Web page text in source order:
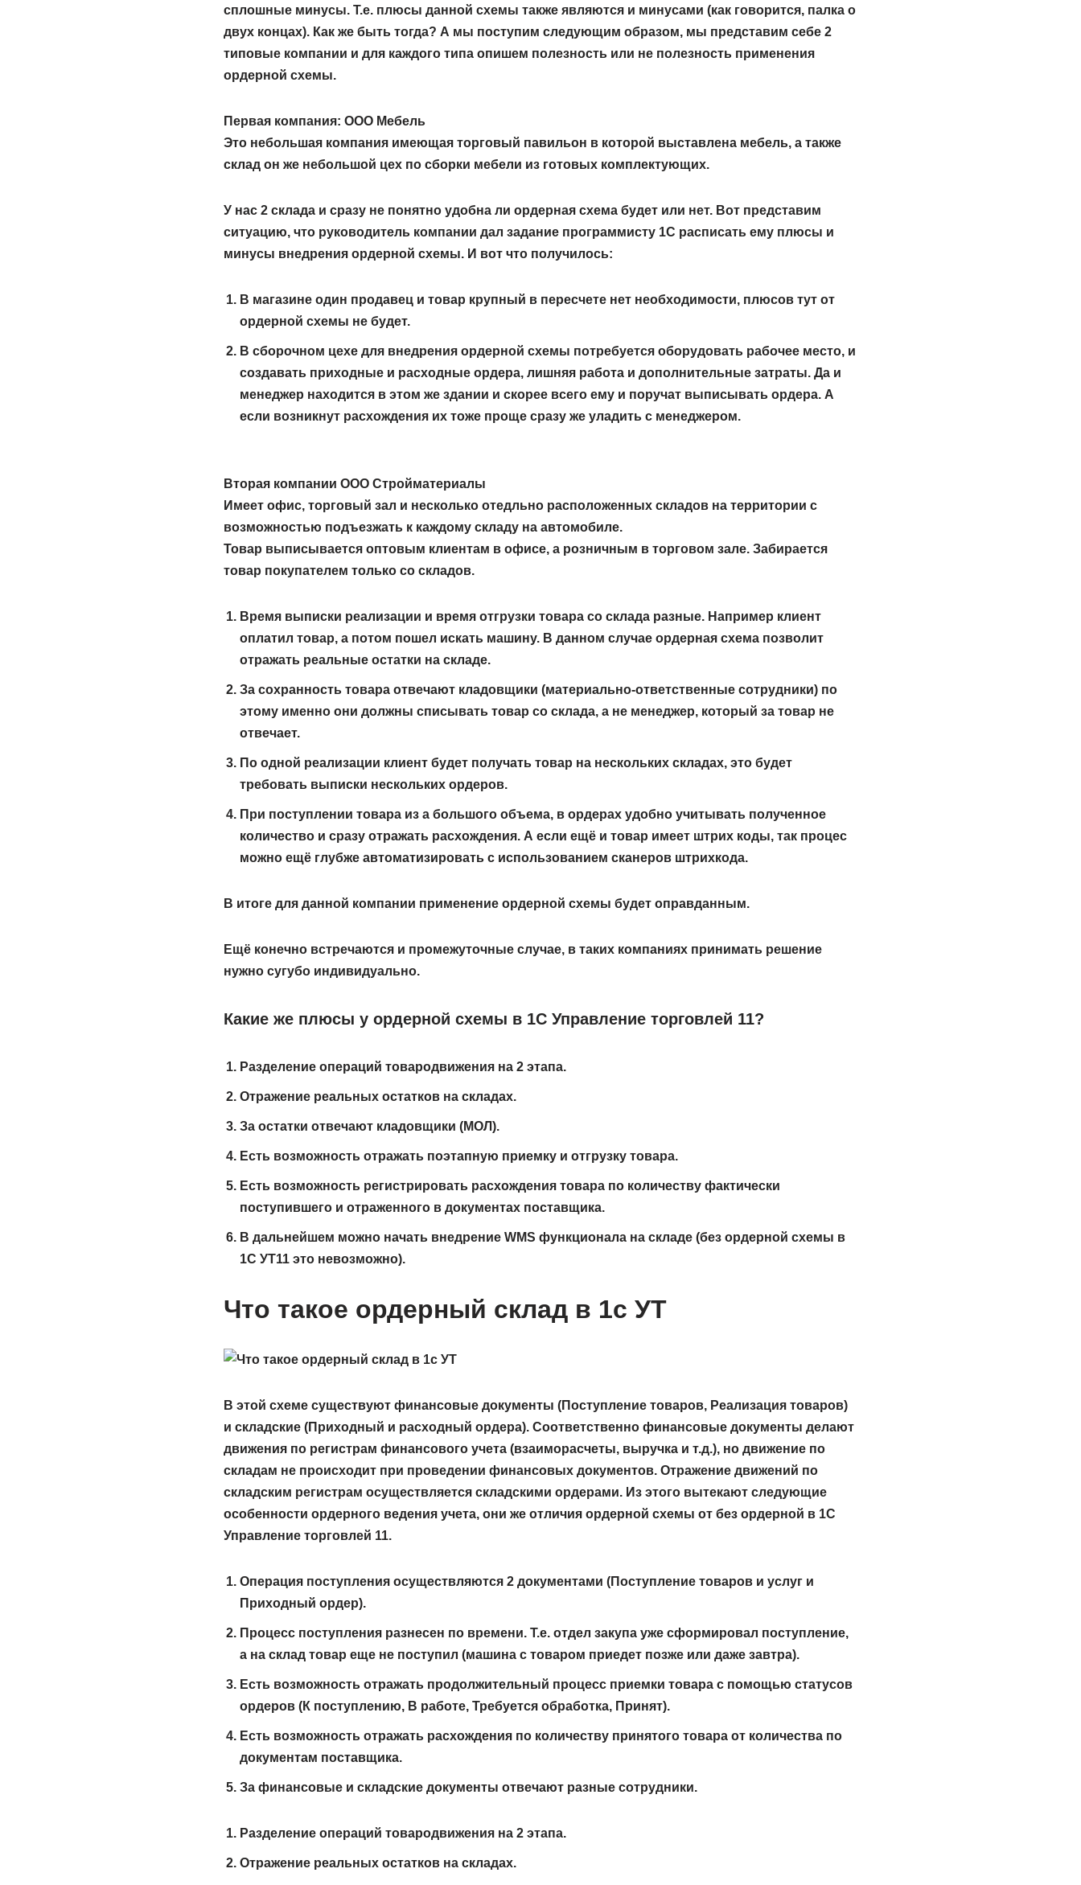
сплошные минусы. Т.е. плюсы данной схемы также являются и минусами (как говорится, палка о
двух концах). Как же быть тогда? А мы поступим следующим образом, мы представим себе 2
типовые компании и для каждого типа опишем полезность или не полезность применения
ордерной схемы.
Первая компания: ООО Мебель
Это небольшая компания имеющая торговый павильон в которой выставлена мебель, а также
склад он же небольшой цех по сборки мебели из готовых комплектующих.
У нас 2 склада и сразу не понятно удобна ли ордерная схема будет или нет. Вот представим
ситуацию, что руководитель компании дал задание программисту 1С расписать ему плюсы и
минусы внедрения ордерной схемы. И вот что получилось:
В магазине один продавец и товар крупный в пересчете нет необходимости, плюсов тут от
ордерной схемы не будет.
В сборочном цехе для внедрения ордерной схемы потребуется оборудовать рабочее место, и
создавать приходные и расходные ордера, лишняя работа и дополнительные затраты. Да и
менеджер находится в этом же здании и скорее всего ему и поручат выписывать ордера. А
если возникнут расхождения их тоже проще сразу же уладить с менеджером.
Вторая компании ООО Стройматериалы
Имеет офис, торговый зал и несколько отедльно расположенных складов на территории с
возможностью подъезжать к каждому складу на автомобиле.
Товар выписывается оптовым клиентам в офисе, а розничным в торговом зале. Забирается
товар покупателем только со складов.
Время выписки реализации и время отгрузки товара со склада разные. Например клиент
оплатил товар, а потом пошел искать машину. В данном случае ордерная схема позволит
отражать реальные остатки на складе.
За сохранность товара отвечают кладовщики (материально-ответственные сотрудники) по
этому именно они должны списывать товар со склада, а не менеджер, который за товар не
отвечает.
По одной реализации клиент будет получать товар на нескольких складах, это будет
требовать выписки нескольких ордеров.
При поступлении товара из а большого объема, в ордерах удобно учитывать полученное
количество и сразу отражать расхождения. А если ещё и товар имеет штрих коды, так процес
можно ещё глубже автоматизировать с использованием сканеров штрихкода.
В итоге для данной компании применение ордерной схемы будет оправданным.
Ещё конечно встречаются и промежуточные случае, в таких компаниях принимать решение
нужно сугубо индивидуально.
Какие же плюсы у ордерной схемы в 1С Управление торговлей 11?
Разделение операций товародвижения на 2 этапа.
Отражение реальных остатков на складах.
За остатки отвечают кладовщики (МОЛ).
Есть возможность отражать поэтапную приемку и отгрузку товара.
Есть возможность регистрировать расхождения товара по количеству фактически
поступившего и отраженного в документах поставщика.
В дальнейшем можно начать внедрение WMS функционала на складе (без ордерной схемы в
1С УТ11 это невозможно).
Что такое ордерный склад в 1с УТ
В этой схеме существуют финансовые документы (Поступление товаров, Реализация товаров)
и складские (Приходный и расходный ордера). Соответственно финансовые документы делают
движения по регистрам финансового учета (взаиморасчеты, выручка и т.д.), но движение по
складам не происходит при проведении финансовых документов. Отражение движений по
складским регистрам осуществляется складскими ордерами. Из этого вытекают следующие
особенности ордерного ведения учета, они же отличия ордерной схемы от без ордерной в 1С
Управление торговлей 11.
Операция поступления осуществляются 2 документами (Поступление товаров и услуг и
Приходный ордер).
Процесс поступления разнесен по времени. Т.е. отдел закупа уже сформировал поступление,
а на склад товар еще не поступил (машина с товаром приедет позже или даже завтра).
Есть возможность отражать продолжительный процесс приемки товара с помощью статусов
ордеров (К поступлению, В работе, Требуется обработка, Принят).
Есть возможность отражать расхождения по количеству принятого товара от количества по
документам поставщика.
За финансовые и складские документы отвечают разные сотрудники.
Разделение операций товародвижения на 2 этапа.
Отражение реальных остатков на складах.